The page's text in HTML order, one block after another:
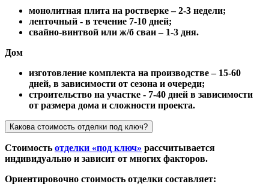
монолитная плита на ростверке – 2-3 недели;
ленточный - в течение 7-10 дней;
свайно-винтвой или ж/б сваи – 1-3 дня.
Дом
изготовление комплекта на производстве – 15-60
дней, в зависимости от сезона и очереди;
строительство на участке - 7-40 дней в зависимости
от размера дома и сложности проекта.
Какова стоимость отделки под ключ?
Стоимость отделки «под ключ» рассчитывается
индивидуально и зависит от многих факторов.
Ориентировочно стоимость отделки составляет: